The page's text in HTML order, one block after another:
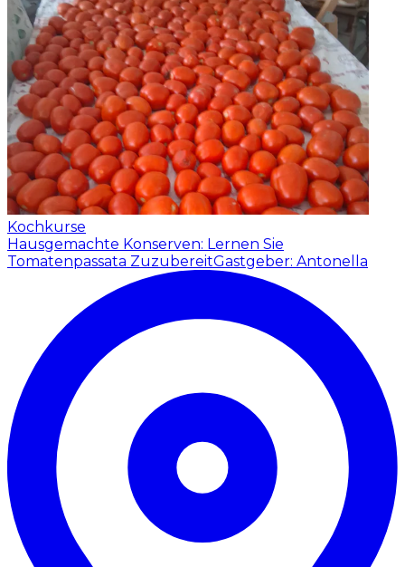
Kochkurse
Hausgemachte Konserven: Lernen Sie
Tomatenpassata ZuzubereitGastgeber: Antonella